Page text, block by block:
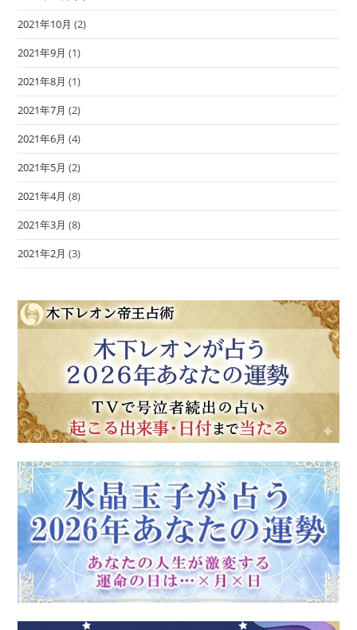
2021年10月 (2)
2021年9月 (1)
2021年8月 (1)
2021年7月 (2)
2021年6月 (4)
2021年5月 (2)
2021年4月 (8)
2021年3月 (8)
2021年2月 (3)